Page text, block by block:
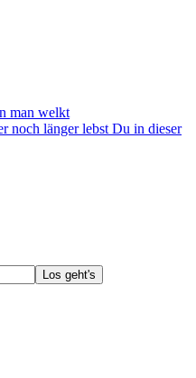
man welkt
noch länger lebst Du in dieser
Los geht's